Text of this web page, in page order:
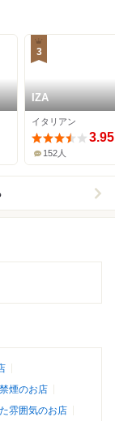
3
IZA
イタリアン
3.95
152人
煙のお店
雰囲気のお店